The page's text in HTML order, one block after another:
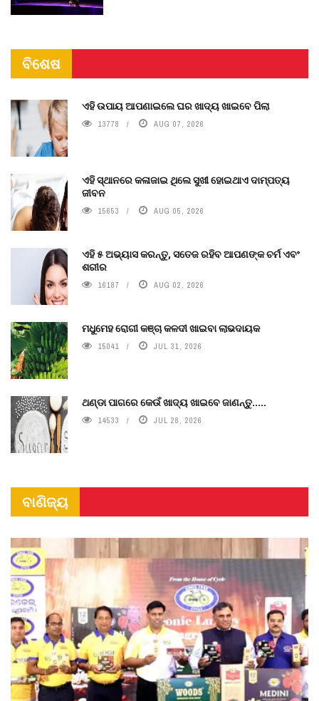
ବିଶେଷ
ଏହି ଉପାୟ ଆପଣାଇଲେ ଘର ଖାଦ୍ୟ ଖାଇବେ ପିଲା
13778 AUG 07, 2026
ଏହି ସ୍ଥାନରେ କଳାଜାଇ ଥିଲେ ସୁଖୀ ହୋଇଥାଏ ଦାମ୍ପତ୍ୟ
ଜୀବନ
15653 AUG 05, 2026
ଏହି ୫ ଅଭ୍ୟାସ କରନ୍ତୁ, ସତେଜ ରହିବ ଆପଣଙ୍କ ଚର୍ମ ଏବଂ
ଶରୀର
16187 AUG 02, 2026
ମଧୁମେହ ରୋଗୀ କଞ୍ଚା କଳଦୀ ଖାଇବା ଲାଭଦାୟକ
15041 JUL 31, 2026
ଥଣ୍ଡା ପାଗରେ କେଉଁ ଖାଦ୍ୟ ଖାଇବେ ଜାଣନ୍ତୁ.....
14533 JUL 28, 2026
ବାଣିଜ୍ୟ